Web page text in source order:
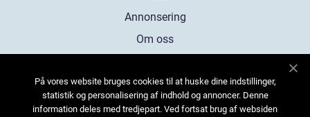
Annonsering
Om oss
Kontakta oss
Sitemap
På vores website bruges cookies til at huske dine indstillinger,
statistik og personalisering af indhold og annoncer. Denne
information deles med tredjepart. Ved fortsat brug af websiden